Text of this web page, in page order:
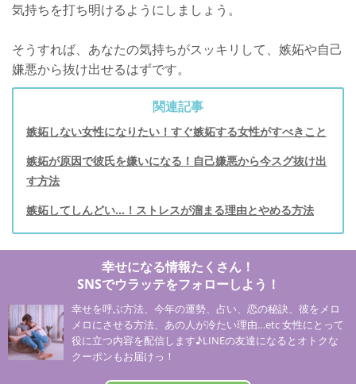
気持ちを打ち明けるようにしましょう。
そうすれば、あなたの気持ちがスッキリして、嫉妬や自己
嫌悪から抜け出せるはずです。
関連記事
嫉妬しない女性になりたい！すぐ嫉妬する女性がすべきこと
嫉妬が原因で彼氏を嫌いになる！自己嫌悪から今スグ抜け出
す方法
嫉妬してしんどい…！ストレスが溜まる理由とやめる方法
幸せになる情報たくさん！
SNSでウラッテをフォローしよう！
幸せを呼ぶ方法、今年の運勢、占い、恋の秘訣、彼をメロ
メロにさせる方法、あの人が冷たい理由…etc 女性にとって
役に立つ内容を配信します♪LINEの友達になるとオトクな
クーポンもお届けっ！